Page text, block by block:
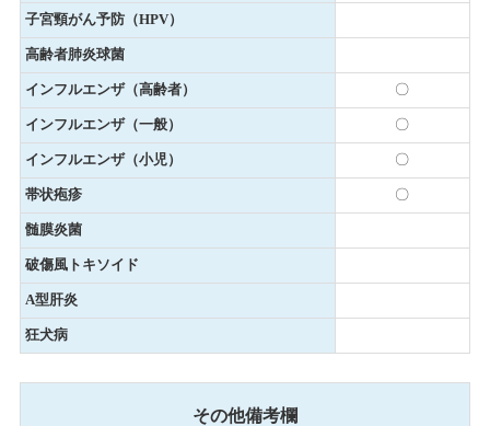
子宮頸がん予防（HPV）
高齢者肺炎球菌
インフルエンザ（高齢者） 〇
インフルエンザ（一般） 〇
インフルエンザ（小児） 〇
帯状疱疹 〇
髄膜炎菌
破傷風トキソイド
A型肝炎
狂犬病
その他備考欄